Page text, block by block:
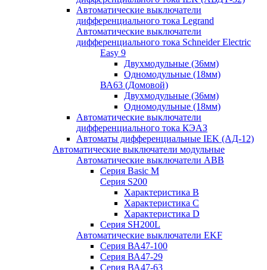
Автоматические выключатели
дифференциального тока Legrand
Автоматические выключатели
дифференциального тока Schneider Electric
Easy 9
Двухмодульные (36мм)
Одномодульные (18мм)
ВА63 (Домовой)
Двухмодульные (36мм)
Одномодульные (18мм)
Автоматические выключатели
дифференциального тока КЭАЗ
Автоматы дифференциальные IEK (АД-12)
Автоматические выключатели модульные
Автоматические выключатели ABB
Серия Basic M
Серия S200
Характеристика B
Характеристика C
Характеристика D
Серия SH200L
Автоматические выключатели EKF
Серия ВА47-100
Серия ВА47-29
Серия ВА47-63